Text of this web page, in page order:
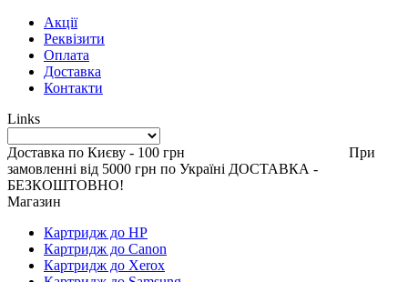
Акції
Реквізити
Оплата
Доставка
Контакти
Links
Доставка по Києву - 100 грн При
замовленні від 5000 грн по Україні ДОСТАВКА -
БЕЗКОШТОВНО!
Магазин
Картридж до HP
Картридж до Canon
Картридж до Xerox